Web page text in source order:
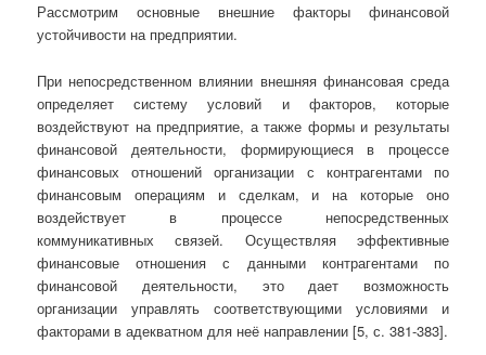
Рассмотрим основные внешние факторы финансовой
устойчивости на предприятии.
При непосредственном влиянии внешняя финансовая среда
определяет систему условий и факторов, которые
воздействуют на предприятие, а также формы и результаты
финансовой деятельности, формирующиеся в процессе
финансовых отношений организации с контрагентами по
финансовым операциям и сделкам, и на которые оно
воздействует в процессе непосредственных
коммуникативных связей. Осуществляя эффективные
финансовые отношения с данными контрагентами по
финансовой деятельности, это дает возможность
организации управлять соответствующими условиями и
факторами в адекватном для неё направлении [5, с. 381-383].